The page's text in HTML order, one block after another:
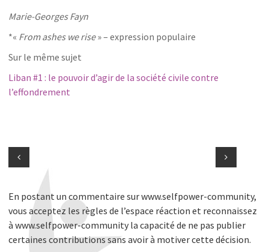
Marie-Georges Fayn
*« From ashes we rise» – expression populaire
Sur le même sujet
Liban #1 : le pouvoir d’agir de la société civile contre
l’effondrement
En postant un commentaire sur www.selfpower-community,
vous acceptez les règles de l’espace réaction et reconnaissez
à www.selfpower-community la capacité de ne pas publier
certaines contributions sans avoir à motiver cette décision.